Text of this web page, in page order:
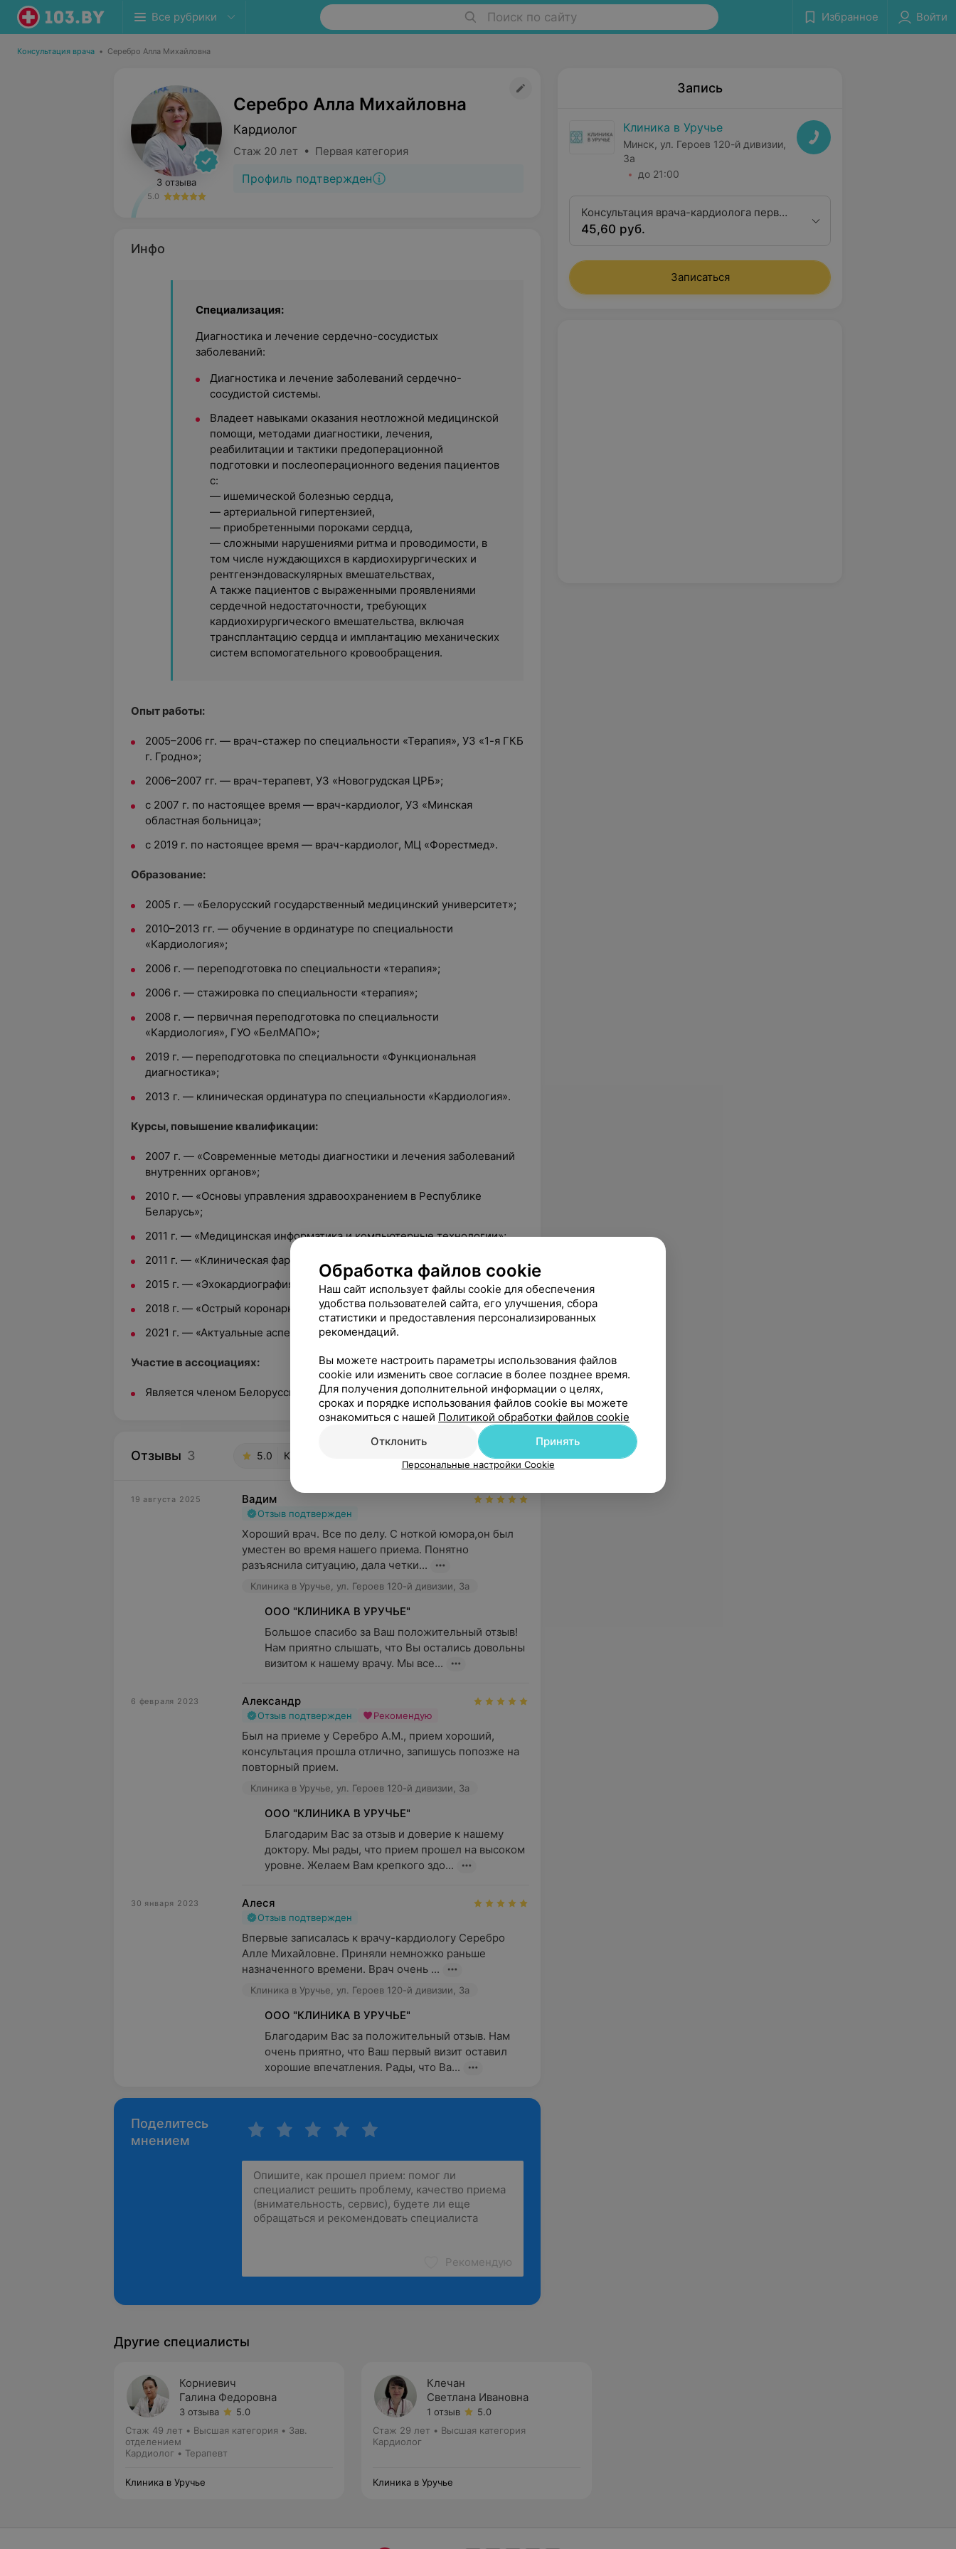
Все рубрики Поиск по сайту Избранное Войти
Консультация врача • Серебро Алла Михайловна
3 отзыва
5.0
Серебро Алла Михайловна
Кардиолог
Стаж 20 лет • Первая категория
Профиль подтвержден
Инфо
Специализация:
Диагностика и лечение сердечно-сосудистых
заболеваний:
Диагностика и лечение заболеваний сердечно-
сосудистой системы.
Владеет навыками оказания неотложной медицинской
помощи, методами диагностики, лечения,
реабилитации и тактики предоперационной
подготовки и послеоперационного ведения пациентов
с:
— ишемической болезнью сердца,
— артериальной гипертензией,
— приобретенными пороками сердца,
— сложными нарушениями ритма и проводимости, в
том числе нуждающихся в кардиохирургических и
рентгенэндоваскулярных вмешательствах,
А также пациентов с выраженными проявлениями
сердечной недостаточности, требующих
кардиохирургического вмешательства, включая
трансплантацию сердца и имплантацию механических
систем вспомогательного кровообращения.
Опыт работы:
2005–2006 гг. — врач-стажер по специальности «Терапия», УЗ «1-я ГКБ
г. Гродно»;
2006–2007 гг. — врач-терапевт, УЗ «Новогрудская ЦРБ»;
с 2007 г. по настоящее время — врач-кардиолог, УЗ «Минская
областная больница»;
с 2019 г. по настоящее время — врач-кардиолог, МЦ «Форестмед».
Образование:
2005 г. — «Белорусский государственный медицинский университет»;
2010–2013 гг. — обучение в ординатуре по специальности
«Кардиология»;
2006 г. — переподготовка по специальности «терапия»;
2006 г. — стажировка по специальности «терапия»;
2008 г. — первичная переподготовка по специальности
«Кардиология», ГУО «БелМАПО»;
2019 г. — переподготовка по специальности «Функциональная
диагностика»;
2013 г. — клиническая ординатура по специальности «Кардиология».
Курсы, повышение квалификации:
2007 г. — «Современные методы диагностики и лечения заболеваний
внутренних органов»;
2010 г. — «Основы управления здравоохранением в Республике
Беларусь»;
2011 г. — «Медицинская информатика и компьютерные технологии»;
2011 г. — «Клиническая фармакология»;
2015 г. — «Эхокардиография приобретенных пороков сердца»;
2018 г. — «Острый коронарный синдром»;
2021 г. — «Актуальные аспекты кардиологии».
Участие в ассоциациях:
Является членом Белорусского научного общества кардиологов.
Отзывы 3 5.0 Клиника в Уручье, ул. Героев 120-й дивизии, 3а
19 августа 2025 Вадим
Отзыв подтвержден
Хороший врач. Все по делу. С ноткой юмора,он был
уместен во время нашего приема. Понятно
разъяснила ситуацию, дала четки...
Клиника в Уручье, ул. Героев 120-й дивизии, 3а
ООО "КЛИНИКА В УРУЧЬЕ"
Большое спасибо за Ваш положительный отзыв!
Нам приятно слышать, что Вы остались довольны
визитом к нашему врачу. Мы все...
6 февраля 2023 Александр
Отзыв подтвержден Рекомендую
Был на приеме у Серебро А.М., прием хороший,
консультация прошла отлично, запишусь попозже на
повторный прием.
Клиника в Уручье, ул. Героев 120-й дивизии, 3а
ООО "КЛИНИКА В УРУЧЬЕ"
Благодарим Вас за отзыв и доверие к нашему
доктору. Мы рады, что прием прошел на высоком
уровне. Желаем Вам крепкого здо...
30 января 2023 Алеся
Отзыв подтвержден
Впервые записалась к врачу-кардиологу Серебро
Алле Михайловне. Приняли немножко раньше
назначенного времени. Врач очень ...
Клиника в Уручье, ул. Героев 120-й дивизии, 3а
ООО "КЛИНИКА В УРУЧЬЕ"
Благодарим Вас за положительный отзыв. Нам
очень приятно, что Ваш первый визит оставил
хорошие впечатления. Рады, что Ва...
Поделитесь
мнением
Рекомендую
Запись
Клиника в Уручье
Минск, ул. Героев 120-й дивизии,
3а
до 21:00
Консультация врача-кардиолога первой
квалификационной категории
45,60 руб.
Записаться
Другие специалисты
Корниевич
Галина Федоровна
3 отзыва
5.0
Стаж 49 лет • Высшая категория • Зав.
отделением
Кардиолог • Терапевт
Клиника в Уручье
Клечан
Светлана Ивановна
1 отзыв
5.0
Стаж 29 лет • Высшая категория
Кардиолог
Клиника в Уручье
Обработка файлов cookie
Наш сайт использует файлы cookie для обеспечения
удобства пользователей сайта, его улучшения, сбора
статистики и предоставления персонализированных
рекомендаций.
Вы можете настроить параметры использования файлов
cookie или изменить свое согласие в более позднее время.
Для получения дополнительной информации о целях,
сроках и порядке использования файлов cookie вы можете
ознакомиться с нашей Политикой обработки файлов cookie
Отклонить
Принять
Персональные настройки Cookie